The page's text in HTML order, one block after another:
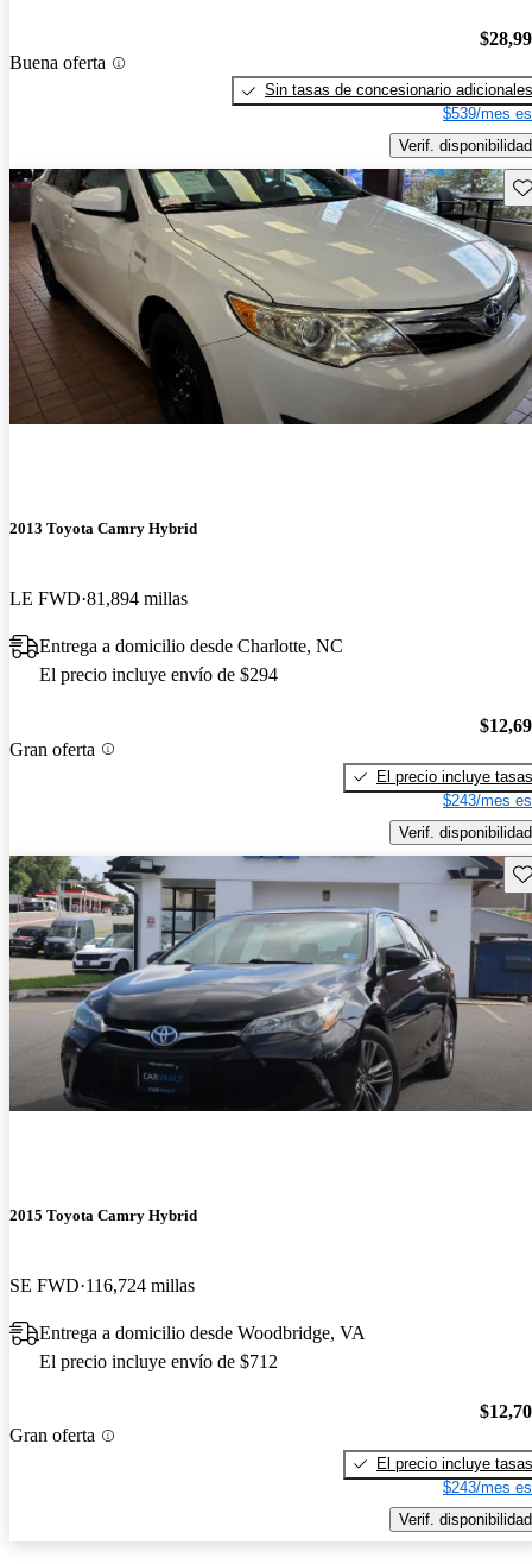
Buena oferta
Sin tasas de concesionario adicionales
$539/mes
Verif. disponibilidad
2013 Toyota Camry Hybrid
LE FWD 81,894 millas
Entrega a domicilio desde Charlotte, NC
El precio incluye envío de $294
Gran oferta
El precio incluye tasas
$243/mes
Verif. disponibilidad
2015 Toyota Camry Hybrid
SE FWD 116,724 millas
Entrega a domicilio desde Woodbridge, VA
El precio incluye envío de $712
Gran oferta
El precio incluye tasas
$243/mes
Verif. disponibilidad